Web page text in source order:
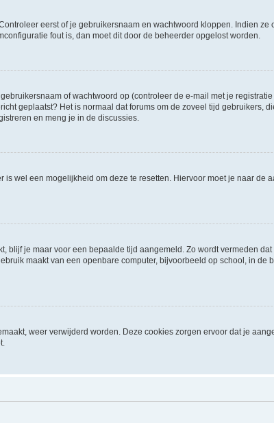
eerst of je gebruikersnaam en wachtwoord kloppen. Indien
fout is, dan moet dit door de beheerder opgelost worden.
of wachtwoord op (controleer de e-mail met je
geplaatst? Het is normaal dat forums om de zoveel tijd gebruikers,
en meng je in de discussies.
wel een mogelijkheid om deze te resetten. Hiervoor moet je naar de
blijf je maar voor een bepaalde tijd aangemeld. Zo wordt vermeden
maakt van een openbare computer, bijvoorbeeld op school, in de
weer verwijderd worden. Deze cookies zorgen ervoor dat je